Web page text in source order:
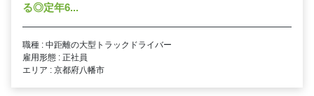
る◎定年6...
職種 : 中距離の大型トラックドライバー
雇用形態 : 正社員
エリア : 京都府八幡市